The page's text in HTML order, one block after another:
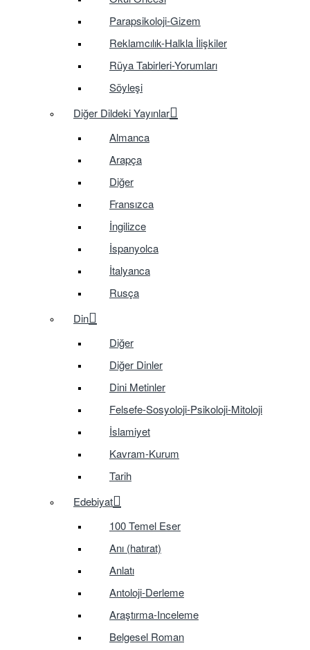
Parapsikoloji-Gizem
Reklamcılık-Halkla İlişkiler
Rüya Tabirleri-Yorumları
Söyleşi
Diğer Dildeki Yayınlar
Almanca
Arapça
Diğer
Fransızca
İngilizce
İspanyolca
İtalyanca
Rusça
Din
Diğer
Diğer Dinler
Dini Metinler
Felsefe-Sosyoloji-Psikoloji-Mitoloji
İslamiyet
Kavram-Kurum
Tarih
Edebiyat
100 Temel Eser
Anı (hatırat)
Anlatı
Antoloji-Derleme
Araştırma-Inceleme
Belgesel Roman